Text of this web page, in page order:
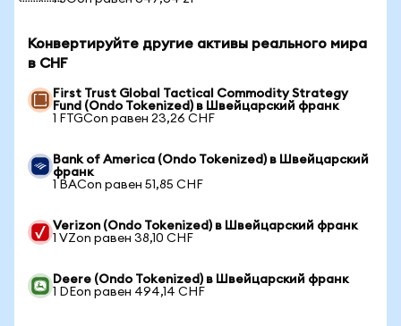
Конвертируйте другие активы реального мира
в CHF
First Trust Global Tactical Commodity Strategy
Fund (Ondo Tokenized) в Швейцарский франк
1 FTGCon равен 23,26 CHF
Bank of America (Ondo Tokenized) в Швейцарский
франк
1 BACon равен 51,85 CHF
Verizon (Ondo Tokenized) в Швейцарский франк
1 VZon равен 38,10 CHF
Deere (Ondo Tokenized) в Швейцарский франк
1 DEon равен 494,14 CHF